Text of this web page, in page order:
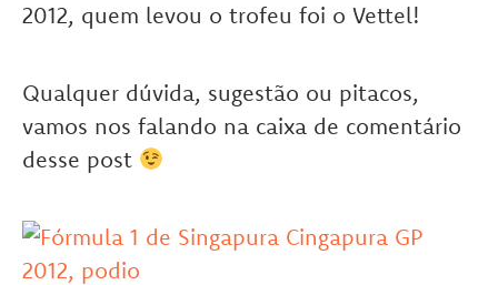
2012, quem levou o trofeu foi o Vettel!
Qualquer dúvida, sugestão ou pitacos,
vamos nos falando na caixa de comentário
desse post